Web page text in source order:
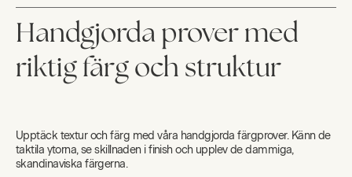
Handgjorda prover med
riktig färg och struktur
Upptäck textur och färg med våra handgjorda färgprover. Känn de
taktila ytorna, se skillnaden i finish och upplev de dammiga,
skandinaviska färgerna.